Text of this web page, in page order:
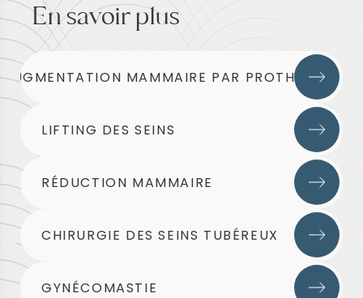
En savoir plus
AUGMENTATION MAMMAIRE PAR PROTHÈSES
LIFTING DES SEINS
RÉDUCTION MAMMAIRE
CHIRURGIE DES SEINS TUBÉREUX
GYNÉCOMASTIE